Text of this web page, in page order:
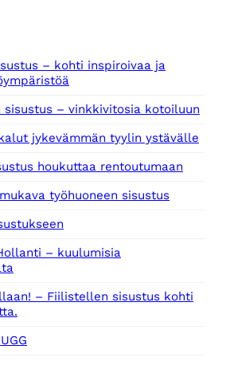
– kohti inspiroivaa ja
sisustus – vinkkivitosia kotoiluun
jykevämmän tyylin ystävälle
houkuttaa rentoutumaan
työhuoneen sisustus
– kuulumisia
– Fiilistellen sisustus kohti